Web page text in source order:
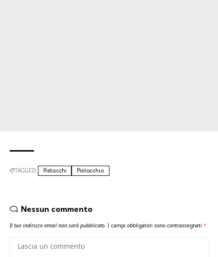
TAGGED: Pistacchi Pistacchio
Nessun commento
Il tuo indirizzo email non sarà pubblicato. I campi obbligatori sono contrassegnati *